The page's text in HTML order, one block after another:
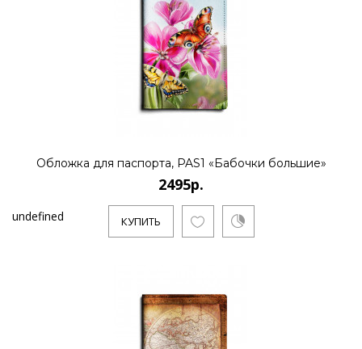
Обложка для паспорта, PAS1 «Бабочки большие»
2495р.
КУПИТЬ
undefined